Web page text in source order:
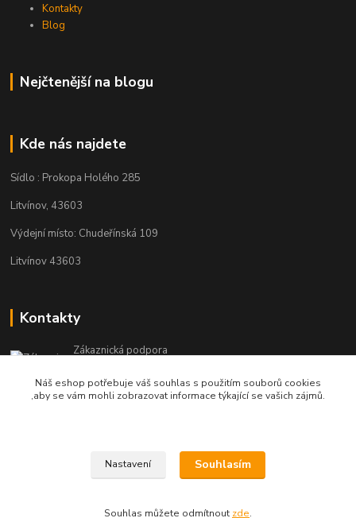
Kontakty
Blog
Nejčtenější na blogu
Kde nás najdete
Sídlo : Prokopa Holého 285
Litvínov, 43603
Výdejní místo: Chudeřínská 109
Litvínov 43603
Kontakty
Zákaznická podpora
(Po-Pá, 8-16 hod.)
Náš eshop potřebuje váš souhlas s použitím souborů cookies
,aby se vám mohli zobrazovat informace týkající se vašich zájmů.
Nastavení Souhlasím
Souhlas můžete odmítnout zde.